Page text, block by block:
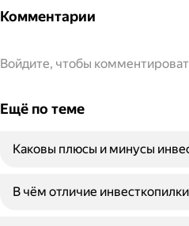
Комментарии
Войдите, чтобы
Ещё по теме
Каковы плюсы и минусы
В чём отличие